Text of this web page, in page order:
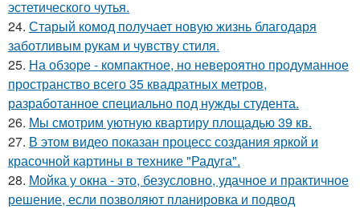
эстетического чутья.
24. Старый комод получает новую жизнь благодаря
заботливым рукам и чувству стиля.
25. На обзоре - компактное, но невероятно продуманное
пространство всего 35 квадратных метров,
разработанное специально под нужды студента.
26. Мы смотрим уютную квартиру площадью 39 кв.
27. В этом видео показан процесс создания яркой и
красочной картины в технике "Радуга".
28. Мойка у окна - это, безусловно, удачное и практичное
решение, если позволяют планировка и подвод